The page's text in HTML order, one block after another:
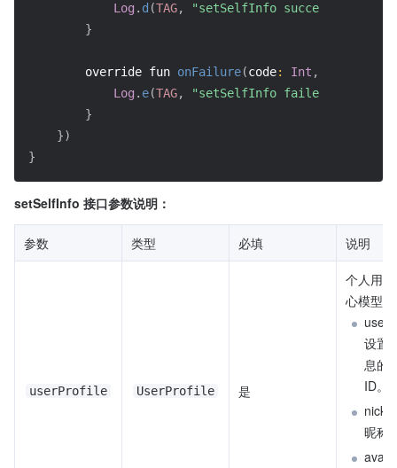
Log . d (TAG, "setSelfInfo success"
}
        override fun
onFailure(code: Int ,
Log . e(TAG,
"setSelfInfo failed
}
})
}
setSelfInfo 接口参数说明：
参数 类型 必填 说明
userProfile UserProfile 是
个人用
心模型
设置
息的
ID。
昵称